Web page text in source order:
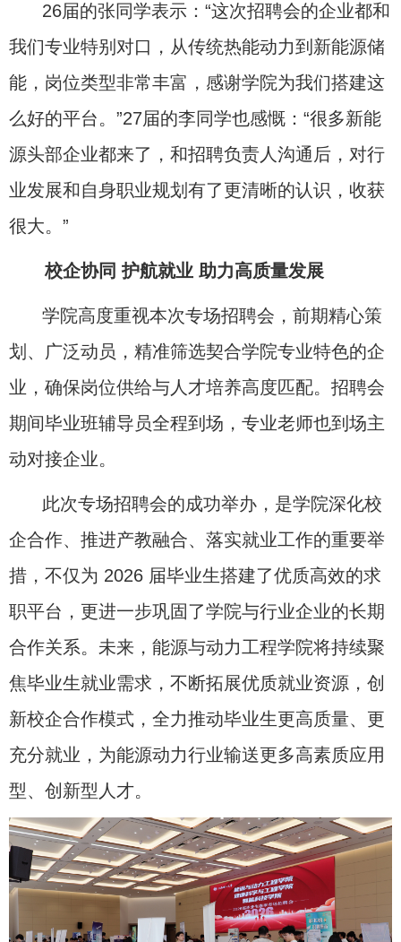
26届的张同学表示：“这次招聘会的企业都和
我们专业特别对口，从传统热能动力到新能源储
能，岗位类型非常丰富，感谢学院为我们搭建这
么好的平台。 ”27届的李同学也感慨： “很多新能
源头部企业都来了，和招聘负责人沟通后，对行
业发展和自身职业规划有了更清晰的认识，收获
很大。 ”
校企协同 护航就业 助力高质量发展
学院高度重视本次专场招聘会，前期精心策
划、广泛动员，精准筛选契合学院专业特色的企
业，确保岗位供给与人才培养高度匹配。招聘会
期间毕业班辅导员全程到场，专业老师也到场主
动对接企业。
此次专场招聘会的成功举办，是学院深化校
企合作、推进产教融合、落实就业工作的重要举
措，不仅为 2026 届毕业生搭建了优质高效的求
职平台，更进一步巩固了学院与行业企业的长期
合作关系。未来，能源与动力工程学院将持续聚
焦毕业生就业需求，不断拓展优质就业资源，创
新校企合作模式，全力推动毕业生更高质量、更
充分就业，为能源动力行业输送更多高素质应用
型、创新型人才。